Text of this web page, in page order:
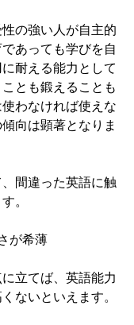
の強い人が自主的
あっても学びを自
耐える能力として
とも鍛えることも
わなければ使えな
向は顕著となりま
間違った英語に触
。
が希薄
立てば、英語能力
ないといえます。